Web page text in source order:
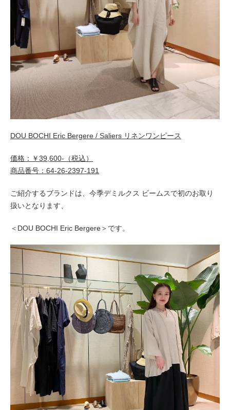
DOU BOCHI Eric Bergere / Saliers リネンワンピース
価格：￥39,600-（税込）
商品番号：64-26-2397-191
ご紹介するブランドは、今季デミルクス ビームスで初のお取り
扱いとなります、
＜DOU BOCHI Eric Bergere＞です。